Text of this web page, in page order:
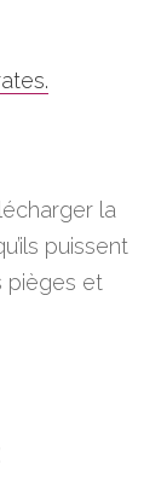
la
puissent
pièges et